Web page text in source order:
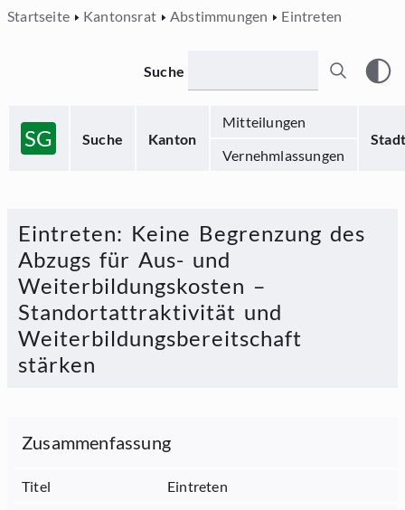
Startseite Kantonsrat Abstimmungen Eintreten
SG Suche Kanton
Mitteilungen
Stadt
Vernehmlassungen
Suche
Eintreten: Keine Begrenzung des
Abzugs für Aus- und
Weiterbildungskosten –
Standortattraktivität und
Weiterbildungsbereitschaft
stärken
Zusammenfassung
Titel
Eintreten